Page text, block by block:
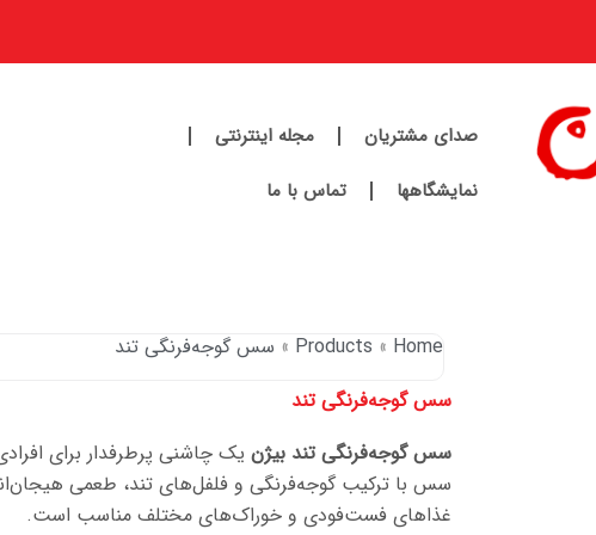
صدای مشتریان
مجله اینترنتی
نمایشگاهها
تماس با ما
Home
Products
سس گوجه‌فرنگی تند
سس گوجه‌فرنگی تند
سس گوجه‌فرنگی تند بیژن یک چاشنی پرطرفدار برای
سس با ترکیب گوجه‌فرنگی و فلفل‌های تند، طعمی
غذاهای فست‌فودی و خوراک‌های مختلف مناسب است.